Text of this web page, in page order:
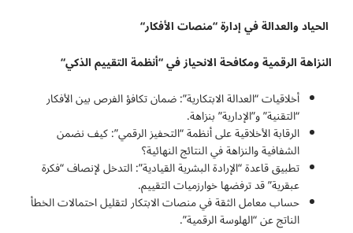
الحياد والعدالة في إدارة “منصات الأفكار“
النزاهة الرقمية ومكافحة الانحياز في “أنظمة التقييم الذكي“
أخلاقيات “العدالة الابتكارية”: ضمان تكافؤ الفرص بين الأفكار
“التقنية” و”الإدارية” بنزاهة.
الرقابة الأخلاقية على أنظمة “التحفيز الرقمي”: كيف نضمن
الشفافية والنزاهة في النتائج النهائية؟
تطبيق قاعدة “الإرادة البشرية القيادية”: التدخل لإنصاف “فكرة
عبقرية” قد ترفضها خوارزميات التقييم.
حساب معامل الثقة في منصات الابتكار لتقليل احتمالات الخطأ
الناتج عن “الهلوسة الرقمية”.